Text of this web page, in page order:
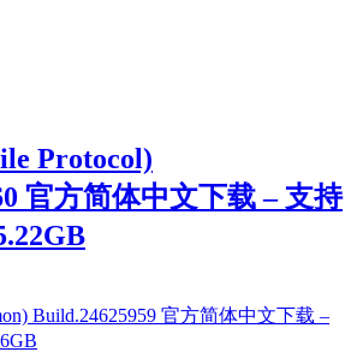
Protocol)
官方简体中文下载 – 支持